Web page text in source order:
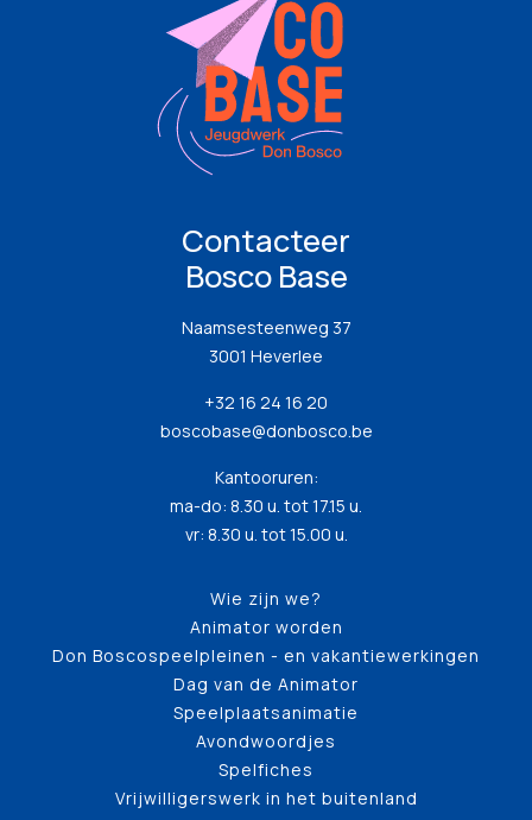
Contacteer
Bosco Base
Naamsesteenweg 37
3001 Heverlee
+32 16 24 16 20
boscobase@donbosco.be
Kantooruren:
ma-do: 8.30 u. tot 17.15 u.
vr: 8.30 u. tot 15.00 u.
Wie zijn we?
Animator worden
Don Boscospeelpleinen - en vakantiewerkingen
Dag van de Animator
Speelplaatsanimatie
Avondwoordjes
Spelfiches
Vrijwilligerswerk in het buitenland